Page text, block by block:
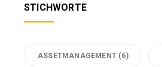
STICHWORTE
ASSETMANAGEMENT (6)